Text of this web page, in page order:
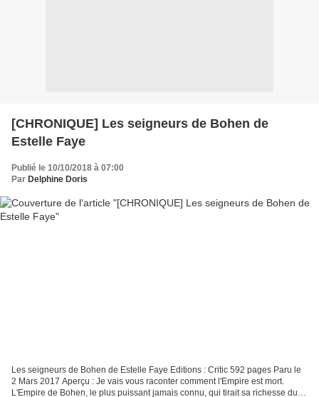
[CHRONIQUE] Les seigneurs de Bohen de
Estelle Faye
Publié le 10/10/2018 à 07:00
Par Delphine Doris
Les seigneurs de Bohen de Estelle Faye Editions : Critic 592 pages Paru le
2 Mars 2017 Aperçu : Je vais vous raconter comment l'Empire est mort.
L'Empire de Bohen, le plus puissant jamais connu, qui tirait sa richesse du